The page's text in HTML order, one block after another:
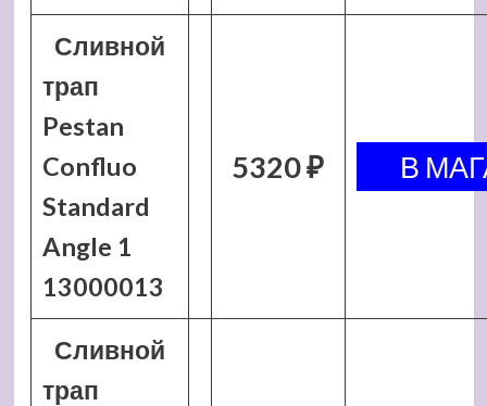
Сливной
трап
Pestan
Confluo
Standard
Angle 1
13000013
5320 ₽
Сливной
трап